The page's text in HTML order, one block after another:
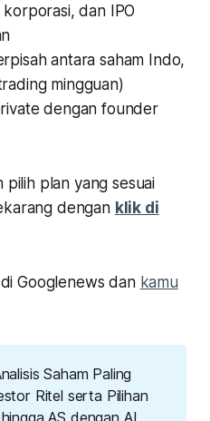
dan IPO
antara saham Indo,
mingguan)
dengan founder
pilih plan yang sesuai
dengan klik di
Googlenews dan kamu
Saham Paling
Ritel serta Pilihan